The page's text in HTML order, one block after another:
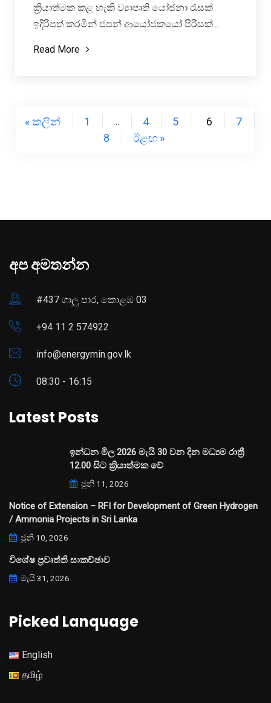
ක්‍රියාත්මක කළ හැකි ව්‍යාපෘති යෝජනා රැසක්
ඉදිරිපත් කරමින් ජපන් ආයෝජකයෝ පිරිසක්...
Read More
« කලින් 1 … 4 5 6
7
8
ඊළඟ »
අප අමතන්න
#437 ගාලු පාර, කොළඹ 03
+94 11 2 574922
info@energymin.gov.lk
08:30 - 16:15
Latest Posts
ඉන්ධන මිල 2026 මැයි 30 වන දින මධ්‍යම රාත්‍රී
12.00 සිට ක්‍රියාත්මක වේ
ජූනි 11, 2026
Notice of Extension – RFI for Development of Green Hydrogen
/ Ammonia Projects in Sri Lanka
ජූනි 10, 2026
විශේෂ ප්‍රවෘත්ති සාකච්ඡාව
මැයි 31, 2026
Picked Lanquage
English
தமிழ்